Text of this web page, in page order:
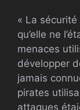
« La
qu’elle ne
menaces
développer
jamais
pirates
attaques